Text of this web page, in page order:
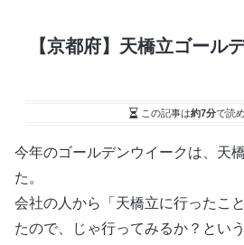
【京都府】天橋立ゴール
この記事は約7分で読
今年のゴールデンウイークは、天
た。
会社の人から「天橋立に行ったこ
たので、じゃ行ってみるか？とい